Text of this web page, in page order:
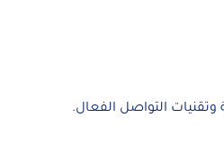
وتقنيات التواصل الفعال.